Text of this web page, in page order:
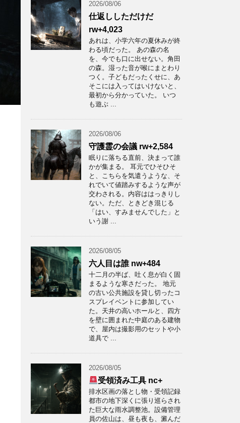
2026/08/06
仕返ししただけだ
rw+4,023
あれは、小学六年の夏休みが終
わる頃だった。 あの森の名
を、今でも口に出せない。角田
の森。湿った音が喉にまとわり
つく。子どもだったくせに、あ
そこには入ってはいけないと、
最初から分かっていた。 いつ
も遊ぶ ...
2026/08/06
守護霊の会議 rw+2,584
眠りに落ちる直前、決まって誰
かが集まる。 耳元でひそひそ
と、こちらを気遣うような、そ
れでいて値踏みするような声が
交わされる。内容ははっきりし
ない。ただ、ときどき混じる
「はい、すみませんでした」と
いう謝 ...
2026/08/05
六人目は誰 nw+484
十二月の半ば、吐く息が白く固
まるような寒さだった。 地元
の古い公共施設を貸し切ったコ
スプレイベントに参加してい
た。天井の高いホールと、四方
を壁に囲まれた中庭のある建物
で、屋内は撮影用のセットや小
道具で ...
2026/08/05
受領済み工具 nc+
排水区画の落とし物・受領記録
都市の地下深くに張り巡らされ
た巨大な雨水調整池。設備管理
員の佐山は、昼も夜も、澱んだ